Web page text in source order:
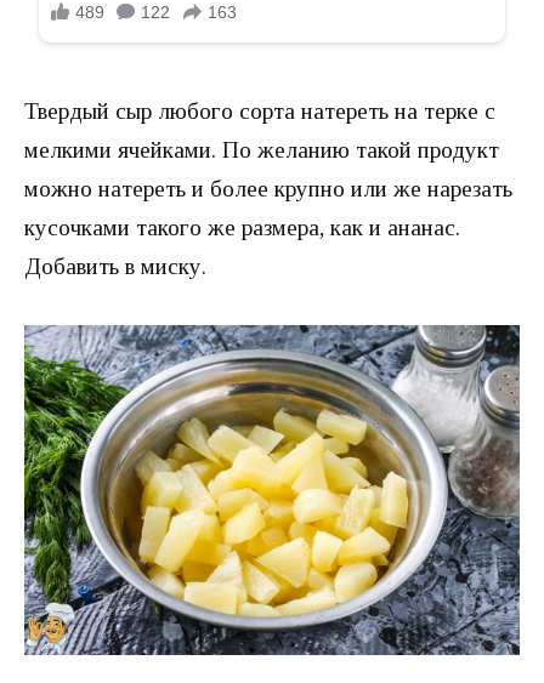
Твердый сыр любого сорта натереть на терке с
мелкими ячейками. По желанию такой продукт
можно натереть и более крупно или же нарезать
кусочками такого же размера, как и ананас.
Добавить в миску.